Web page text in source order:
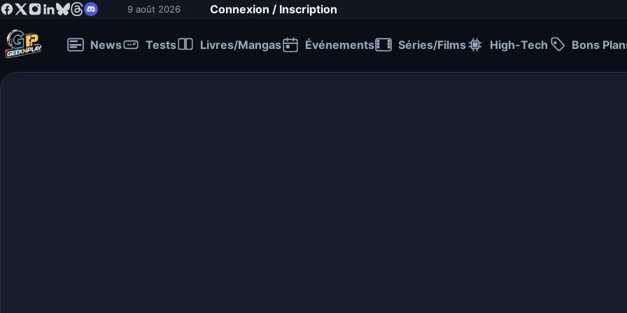
9 août 2026 Connexion / Inscription
News Tests Livres/Mangas Événements Séries/Films High-Tech Bons